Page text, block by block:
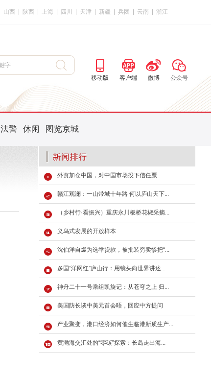
山西 陕西 上海 四川 天津 新疆 兵团 云南 浙江
移动版 客户端 微博 公众号
法警 休闲 图览京城
外资加仓中国，对中国市场投下信任票
赣江观澜：一山带城十年路 何以庐山天下...
（乡村行·看振兴）重庆永川板桥花椒采摘...
义乌式发展的开放样本
沈伯洋自爆为选举贷款，被批装穷卖惨把“...
多国“洋网红”庐山行：用镜头向世界讲述...
神舟二十一号乘组凯旋记：从苍穹之上 归...
美国防长谈中美元首会晤，回应中方提问
产业聚变，港口经济如何催生临港新质生产...
黄渤海交汇处的“零碳”探索：长岛走出海...